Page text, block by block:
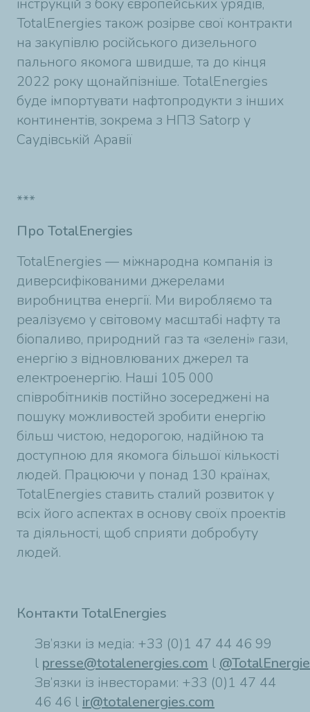
інструкцій з боку європейських урядів,
TotalEnergies також розірве свої контракти
на закупівлю російського дизельного
пального якомога швидше, та до кінця
2022 року щонайпізніше. TotalEnergies
буде імпортувати нафтопродукти з інших
континентів, зокрема з НПЗ Satorp у
Саудівській Аравії
***
Про TotalEnergies
TotalEnergies — міжнародна компанія із
диверсифікованими джерелами
виробництва енергії. Ми виробляємо та
реалізуємо у світовому масштабі нафту та
біопаливо, природний газ та «зелені» гази,
енергію з відновлюваних джерел та
електроенергію. Наші 105 000
співробітників постійно зосереджені на
пошуку можливостей зробити енергію
більш чистою, недорогою, надійною та
доступною для якомога більшої кількості
людей. Працюючи у понад 130 країнах,
TotalEnergies ставить сталий розвиток у
всіх його аспектах в основу своїх проектів
та діяльності, щоб сприяти добробуту
людей.
Контакти TotalEnergies
Зв’язки із медіа: +33 (0)1 47 44 46 99
l presse@totalenergies.com l
Зв’язки із інвесторами: +33 (0)1 47 44
46 46 l ir@totalenergies.com